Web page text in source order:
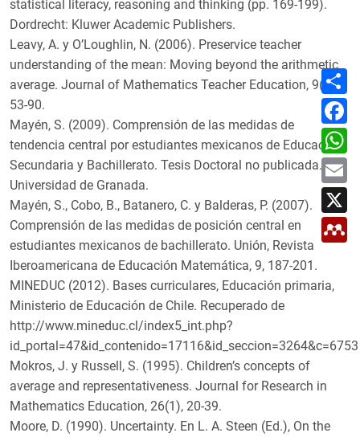
statistical literacy, reasoning and thinking (pp. 169-199).
Dordrecht: Kluwer Academic Publishers.
Leavy, A. y O’Loughlin, N. (2006). Preservice teacher
understanding of the mean: Moving beyond the arithmetic
average. Journal of Mathematics Teacher Education, 9(1),
53-90.
Mayén, S. (2009). Comprensión de las medidas de
tendencia central por estudiantes mexicanos de Educación
Secundaria y Bachillerato. Tesis Doctoral no publicada.
Universidad de Granada.
Mayén, S., Cobo, B., Batanero, C. y Balderas, P. (2007).
Comprensión de las medidas de posición central en
estudiantes mexicanos de bachillerato. Unión, Revista
Iberoamericana de Educación Matemática, 9, 187-201.
MINEDUC (2012). Bases curriculares, Educación primaria,
Ministerio de Educación de Chile. Recuperado de
http://www.mineduc.cl/index5_int.php?
id_portal=47&id_contenido=17116&id_seccion=3264&c=6753
Mokros, J. y Russell, S. (1995). Children’s concepts of
average and representativeness. Journal for Research in
Mathematics Education, 26(1), 20-39.
Moore, D. (1990). Uncertainty. En L. A. Steen (Ed.), On the